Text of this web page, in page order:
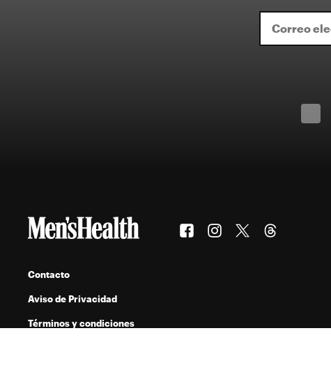
Contacto
Aviso de Privacidad
Términos y condiciones